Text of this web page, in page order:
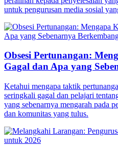
untuk pengurusan media sosial
Obsesi Pertunangan:
Gagal dan Apa yang
Ketahui mengapa taktik
seringkali gagal dan pelajari
yang sebenarnya mengarah pada
dan komunitas yang tulus.